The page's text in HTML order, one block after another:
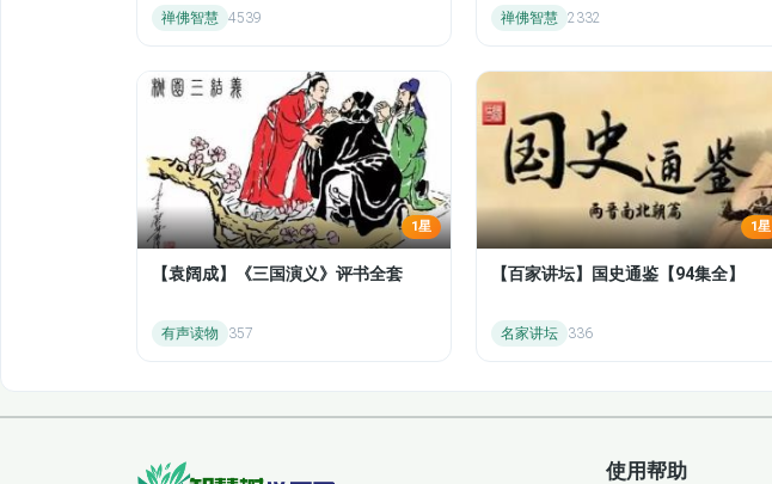
禅佛智慧 4539 禅佛智慧 2332
1星
【袁阔成】《三国演义》评书全套
有声读物 357
1星
【百家讲坛】国史通鉴【94集全】
名家讲坛 336
使用帮助